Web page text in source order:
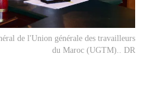
de l'Union générale des travailleurs
du Maroc (UGTM).. DR